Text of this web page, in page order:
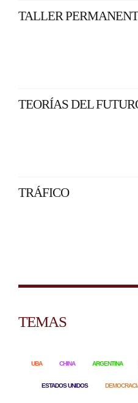
TALLER
TEORÍAS DEL
TRÁFICO
TEMAS
UBA CHINA ARGENTINA
ESTADOS UNIDOS